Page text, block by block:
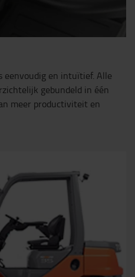
en intuïtief. Alle
gebundeld in één
meer productiviteit en